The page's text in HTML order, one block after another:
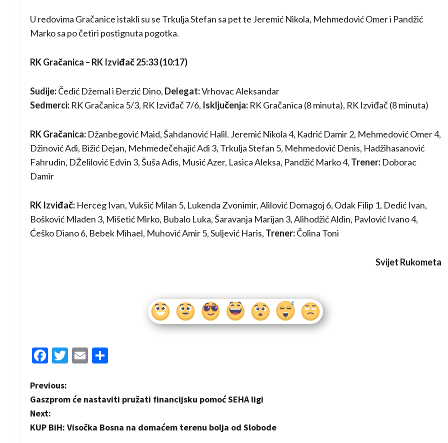
U redovima Gračanice istakli su se Trkulja Stefan sa pet te Jeremić Nikola, Mehmedović Omer i Pandžić
Marko sa po četiri postignuta pogotka.
RK Gračanica – RK Izviđač 25:33 (10:17)
Sudije:Čedić Džemal i Đerzić Dino, Delegat:Vrhovac Aleksandar
Sedmerci: RK Gračanica 5/3, RK Izviđač 7/6, Isključenja: RK Gračanica (8 minuta), RK Izviđač (8 minuta)
RK Gračanica: Džanbegović Maid, Šahdanović Halil. Jeremić Nikola 4, Kadrić Damir 2, Mehmedović Omer 4,
Džinović Adi, Bižić Dejan, Mehmedečehajić Adi 3, Trkulja Stefan 5, Mehmedović Denis, Hadžihasanović
Fahrudin, DŽelilović Edvin 3, Šuša Adis, Musić Azer, Lasica Aleksa, Pandžić Marko 4, Trener: Doborac
Damir
RK Izviđač: Herceg Ivan, Vukšić Milan 5, Lukenda Zvonimir, Alilović Domagoj 6, Odak Filip 1, Dedić Ivan,
Bošković Mladen 3, Mišetić Mirko, Bubalo Luka, Šaravanja Marijan 3, Alihodžić Aldin, Pavlović Ivano 4,
Ćeško Diano 6, Bebek Mihael, Muhović Amir 5, Suljević Haris, Trener:Čolina Toni
Svijet Rukometa
Facebook
Twitter
Email
P
o
s
Previous:
Gaszprom će nastaviti pružati financijsku pomoć SEHA ligi
Next:
KUP BiH: Visočka Bosna na domaćem terenu bolja od Slobode